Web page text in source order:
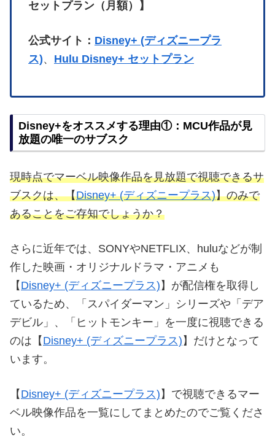
セットプラン（月額）】
公式サイト： Disney+ (ディズニープラ
ス)、 Hulu Disney+ セットプラン
Disney+をオススメする理由①：MCU作品が見
放題の唯一のサブスク
現時点でマーベル映像作品を見放題で視聴できるサ
ブスクは、【Disney+ (ディズニープラス)】のみで
あることをご存知でしょうか？
さらに近年では、SONYやNETFLIX、huluなどが制
作した映画・オリジナルドラマ・アニメも
【 Disney+ (ディズニープラス) 】が配信権を取得し
ているため、「スパイダーマン」シリーズや「デア
デビル」、「ヒットモンキー」を一度に視聴できる
のは【 Disney+ (ディズニープラス) 】だけとなって
います。
【 Disney+ (ディズニープラス) 】で視聴できるマー
ベル映像作品を一覧にしてまとめたのでご覧くださ
い。